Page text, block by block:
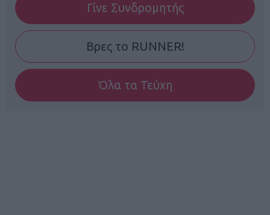
Γίνε Συνδρομητής
Βρες το RUNNER!
Όλα τα Τεύχη